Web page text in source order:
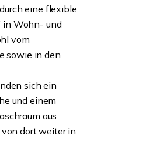
eine flexible
in Wohn- und
vom
sowie in den
sich ein
und einem
aus
von dort weiter in